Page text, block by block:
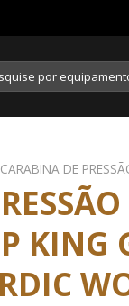
CARABINA DE
KING